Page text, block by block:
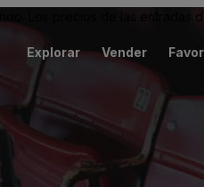
Los precios de las
Explorar Vender